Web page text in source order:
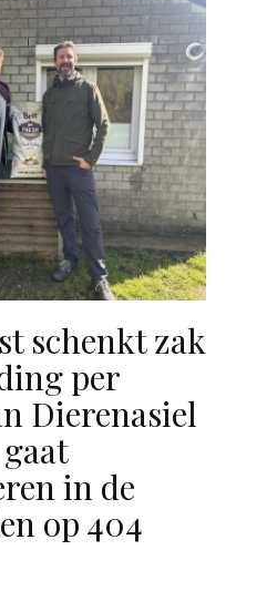
schenkt zak
per
Dierenasiel
in de
op 404